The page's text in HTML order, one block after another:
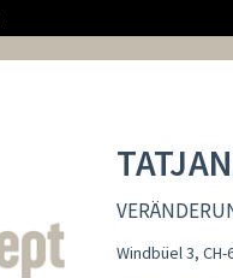
Windbüel 3, CH-